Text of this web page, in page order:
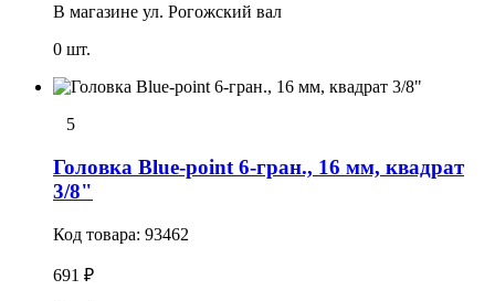
В магазине ул. Рогожский вал
0 шт.
5
Головка Blue-point 6-гран., 16 мм, квадрат
3/8"
Код товара: 93462
691 ₽